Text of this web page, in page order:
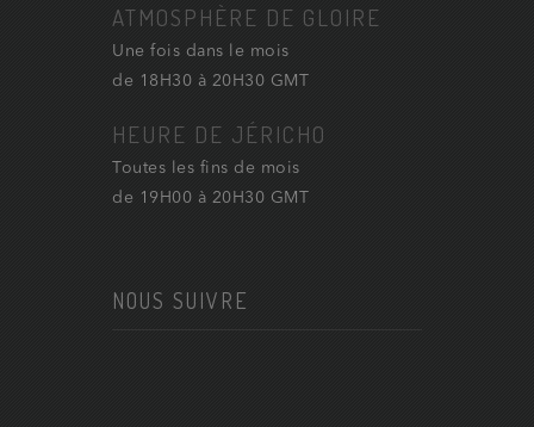
ATMOSPHÈRE DE GLOIRE
Une fois dans le mois
de 18H30 à 20H30 GMT
HEURE DE JÉRICHO
Toutes les fins de mois
de 19H00 à 20H30 GMT
NOUS SUIVRE